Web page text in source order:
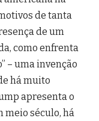
de tanta
de um
como enfrenta
– uma invenção
há muito
apresenta o
meio século, há